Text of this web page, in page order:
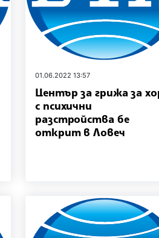
01.06.2022 13:57
Център за грижа за
с психични
разстройства бе
открит в Ловеч